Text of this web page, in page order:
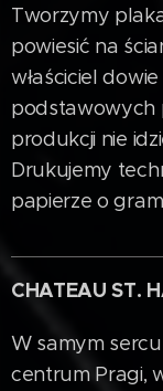
Tworzymy
powiesić na
właściciel
podstawowych
produkcji nie
Drukujemy
papierze o
CHATEAU ST.
W samym
centrum Pragi,